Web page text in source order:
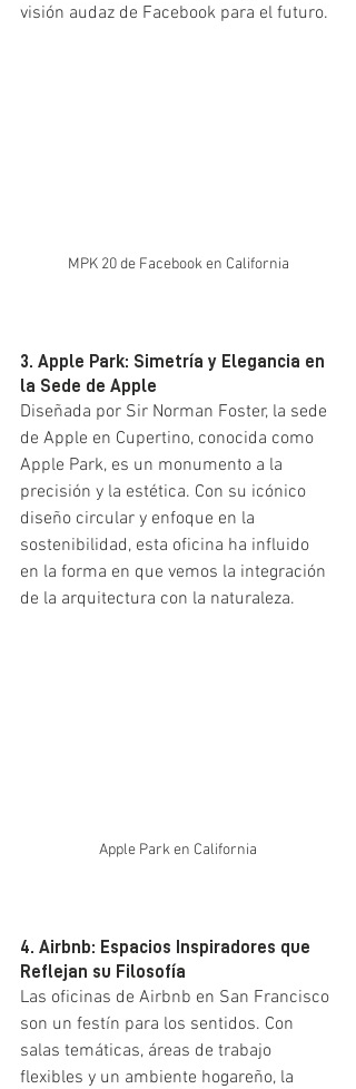
visión audaz de Facebook para el futuro.
MPK 20 de Facebook en California
3. Apple Park: Simetría y Elegancia en
la Sede de Apple
Diseñada por Sir Norman Foster, la sede
de Apple en Cupertino, conocida como
Apple Park, es un monumento a la
precisión y la estética. Con su icónico
diseño circular y enfoque en la
sostenibilidad, esta oficina ha influido
en la forma en que vemos la integración
de la arquitectura con la naturaleza.
Apple Park en California
4. Airbnb: Espacios Inspiradores que
Reflejan su Filosofía
Las oficinas de Airbnb en San Francisco
son un festín para los sentidos. Con
salas temáticas, áreas de trabajo
flexibles y un ambiente hogareño, la